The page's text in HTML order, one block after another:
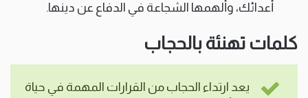
أعدائك، وألهمها الشجاعة في الدفاع عن دينها.
كلمات تهنئة بالحجاب
يعد ارتداء الحجاب من القرارات المهمة في حياة